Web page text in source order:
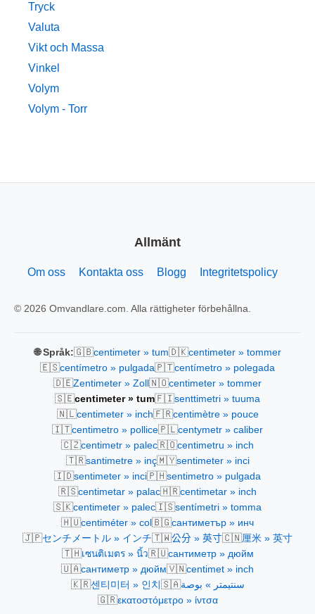
Tryck
Valuta
Vikt och Massa
Vinkel
Volym
Volym - Torr
Allmänt
Om oss Kontakta oss Blogg Integritetspolicy
© 2026 Omvandlare.com. Alla rättigheter förbehållna.
🌐 Språk:🇬🇧centimeter » tum🇩🇰centimeter » tommer
🇪🇸centímetro » pulgada🇵🇹centímetro » polegada
🇩🇪Zentimeter » Zoll 🇳🇴centimeter » tommer
🇸🇪centimeter » tum🇫🇮senttimetri » tuuma
🇳🇱centimeter » inch🇫🇷centimètre » pouce
🇮🇹centimetro » pollice🇵🇱centymetr » caliber
🇨🇿centimetr » palec🇷🇴centimetru » inch
🇹🇷santimetre » inç🇲🇾sentimeter » inci
🇮🇩sentimeter » inci🇵🇭sentimetro » pulgada
🇷🇸centimetar » palac🇭🇷centimetar » inch
🇸🇰centimeter » palec🇮🇸sentímetri » tomma
🇭🇺centiméter » col 🇧🇬сантиметър » инч
🇯🇵センチメートル » インチ🇹🇼公分 » 英寸🇨🇳厘米 » 英寸
🇹🇭เซนติเมตร » นิ้ว🇷🇺сантиметр » дюйм
🇺🇦сантиметр » дюйм🇻🇳centimet » inch
🇰🇷센티미터 » 인치 🇸🇦سنتيمتر » بوصة
🇬🇷εκατοστόμετρο » ίντσα